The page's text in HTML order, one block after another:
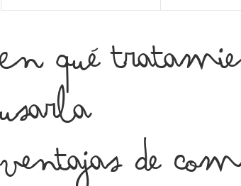
En qué
usarla